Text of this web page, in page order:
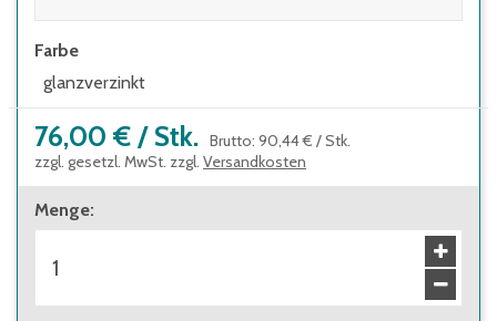
Farbe
glanzverzinkt
76,00 € / Stk. Brutto: 90,44 € /Stk.
zzgl. gesetzl. MwSt. zzgl. Versandkosten
Menge: